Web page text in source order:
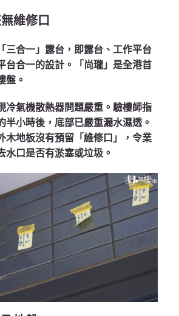
維修口
三合一」露台，即露台、工作平台
台合一的設計。「尚瓏」是全港首
盤。
冷氣機散熱器問題嚴重。驗樓師指
半小時後，底部已嚴重漏水濕透。
木地板沒有預留「維修口」，令業
水口是否有淤塞或垃圾。